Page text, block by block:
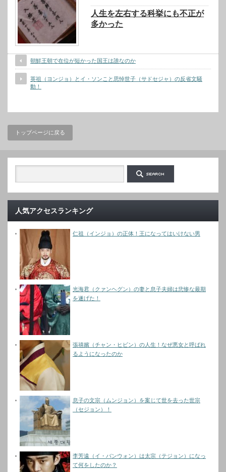
人生を左右する科挙にも不正が
多かった
朝鮮王朝で在位が短かった国王は誰なのか
英祖（ヨンジョ）とイ・ソンこと思悼世子（サドセジャ）の反省文騒
動！
トップページに戻る
人気アクセスランキング
仁祖（インジョ）の正体！王になってはいけない男
光海君（クァンヘグン）の妻と息子夫婦は悲惨な最期
を遂げた！
張禧嬪（チャン・ヒビン）の人生！なぜ悪女と呼ばれ
るようになったのか
息子の文宗（ムンジョン）を案じて世を去った世宗
（セジョン）！
李芳遠（イ・バンウォン）は太宗（テジョン）になっ
て何をしたのか？